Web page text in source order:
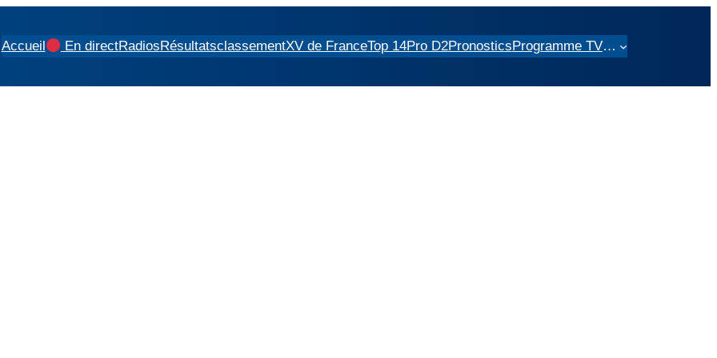
Accueil En directRadiosRésultatsclassementXV de FranceTop 14Pro D2PronosticsProgramme TV…